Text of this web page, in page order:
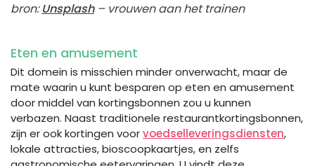
bron:Unsplash– vrouwen aan het trainen
Eten en amusement
Dit domein is misschien minder onverwacht, maar de
mate waarin u kunt besparen op eten en amusement
door middel van kortingsbonnen zou u kunnen
verbazen. Naast traditionele restaurantkortingsbonnen,
zijn er ook kortingen voorvoedselleveringsdiensten,
lokale attracties, bioscoopkaartjes, en zelfs